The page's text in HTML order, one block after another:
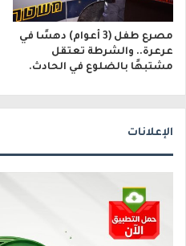
مصرع طفل (3 أعوام) دهسًا في
عرعرة.. والشرطة تعتقل
مشتبهًا بالضلوع في الحادث.
الإعلانات